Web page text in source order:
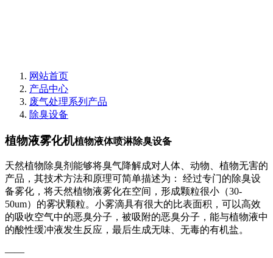
网站首页
产品中心
废气处理系列产品
除臭设备
植物液雾化机植物液体喷淋除臭设备
天然植物除臭剂能够将臭气降解成对人体、动物、植物无害的
产品，其技术方法和原理可简单描述为： 经过专门的除臭设
备雾化，将天然植物液雾化在空间，形成颗粒很小（30-
50um）的雾状颗粒。小雾滴具有很大的比表面积，可以高效
的吸收空气中的恶臭分子，被吸附的恶臭分子，能与植物液中
的酸性缓冲液发生反应，最后生成无味、无毒的有机盐。
——